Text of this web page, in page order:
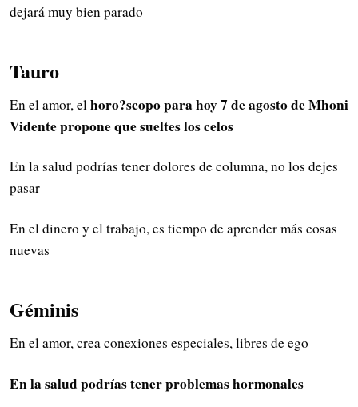
dejará muy bien parado
Tauro
En el amor, elhoro?scopo para hoy 7 de agosto de Mhoni
Vidente propone que sueltes los celos
En la salud podrías tener dolores de columna, no los dejes
pasar
En el dinero y el trabajo, es tiempo de aprender más cosas
nuevas
Géminis
En el amor, crea conexiones especiales, libres de ego
En la salud podrías tener problemas hormonales